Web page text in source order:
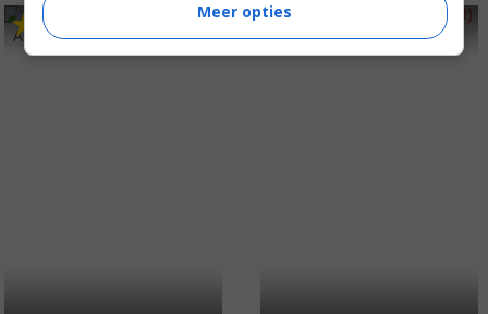
5
An Everlasting Piece (2000) Wild About Harry (2000)
Meer opties